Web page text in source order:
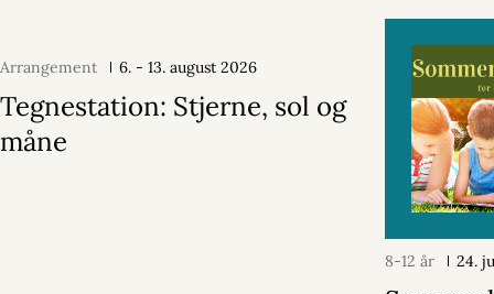
Arrangement 6. - 13. august 2026
Tegnestation: Stjerne, sol og
måne
8-12 år 24.